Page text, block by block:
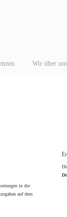
Wir über uns
in die
auf dem